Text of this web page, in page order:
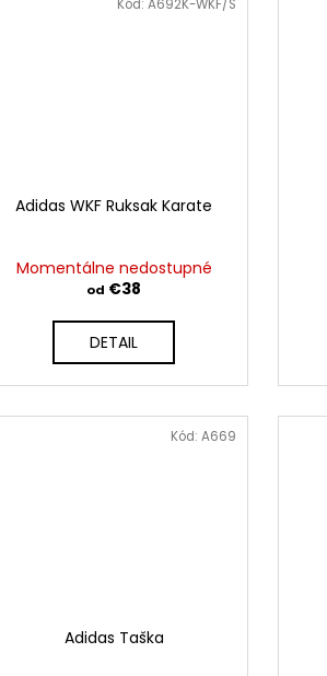
Adidas WKF Ruksak Karate
Momentálne nedostupné
od €38
DETAIL
Kód:A692K-WKF/S
Adidas Taška
Kód:A669